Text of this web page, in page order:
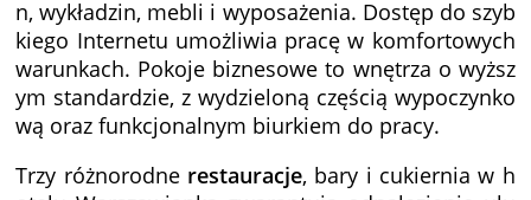
n, wykładzin, mebli i wyposażenia. Dostęp do szyb
kiego Internetu umożliwia pracę w komfortowych
warunkach. Pokoje biznesowe to wnętrza o wyższ
ym standardzie, z wydzieloną częścią wypoczynko
wą oraz funkcjonalnym biurkiem do pracy.
Trzy różnorodne restauracje, bary i cukiernia w h